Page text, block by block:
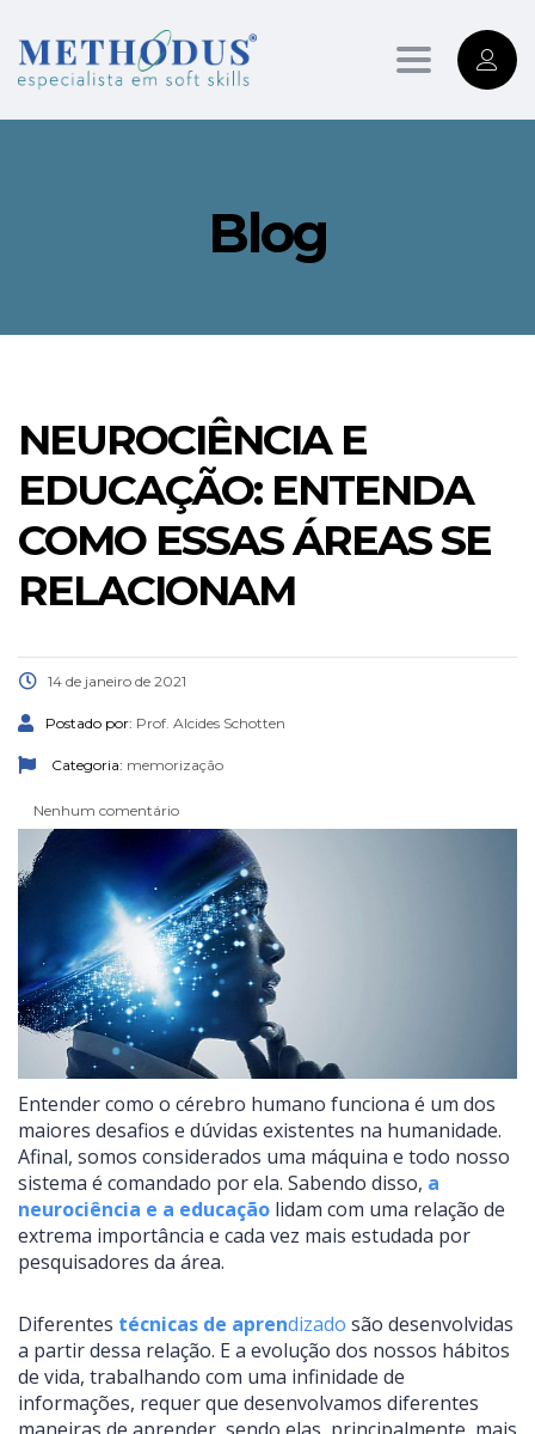
Toggle
Blog
NEUROCIÊNCIA E
EDUCAÇÃO: ENTENDA
COMO ESSAS ÁREAS SE
RELACIONAM
14 de janeiro de 2021
Postado por: Prof. Alcides Schotten
Categoria: memorização
Nenhum comentário
Entender como o cérebro humano funciona é um dos
maiores desafios e dúvidas existentes na humanidade.
Afinal, somos considerados uma máquina e todo nosso
sistema é comandado por ela. Sabendo disso, a
neurociência e a educação lidam com uma relação de
extrema importância e cada vez mais estudada por
pesquisadores da área.
Diferentes técnicas de aprendizado são desenvolvidas
a partir dessa relação. E a evolução dos nossos hábitos
de vida, trabalhando com uma infinidade de
informações, requer que desenvolvamos diferentes